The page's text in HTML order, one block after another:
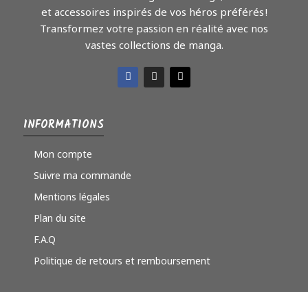
et accessoires inspirés de vos héros préférés !
Transformez votre passion en réalité avec nos
vastes collections de manga.
INFORMATIONS
Mon compte
Suivre ma commande
Mentions légales
Plan du site
F.A.Q
Politique de retours et remboursement